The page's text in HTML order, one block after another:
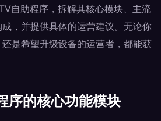
自助程序，拆解其核心模块、主流
，并提供具体的运营建议。无论你
是希望升级设备的运营者，都能获
序的核心功能模块